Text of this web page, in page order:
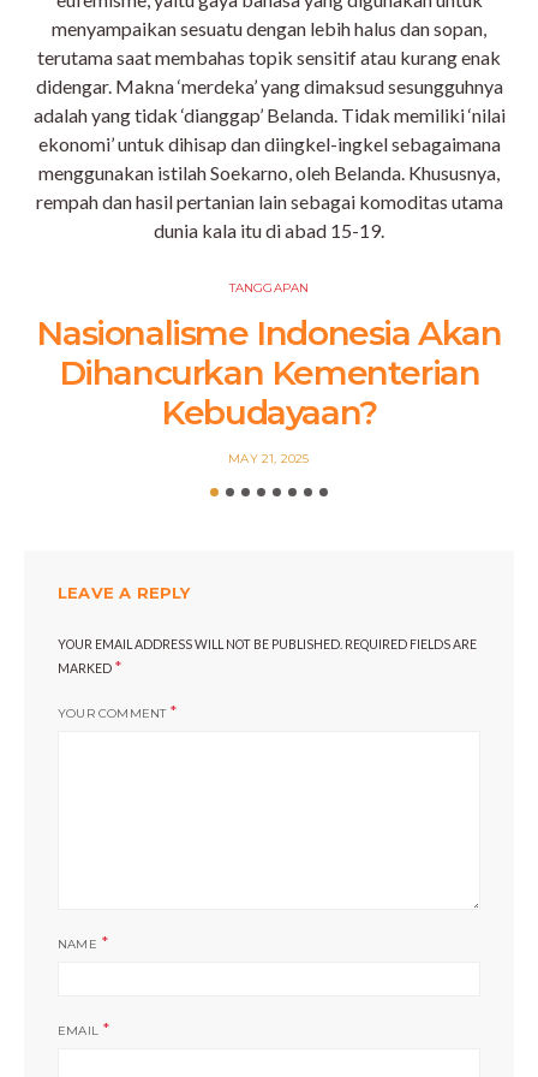
TANGGAPAN
Nasionalisme Indonesia Akan
Dihancurkan Kementerian
Kebudayaan?
POSTED
MAY 21, 2025
LEAVE A REPLY
YOUR EMAIL ADDRESS WILL NOT BE PUBLISHED. REQUIRED FIELDS ARE
MARKED *
YOUR COMMENT *
NAME *
EMAIL *